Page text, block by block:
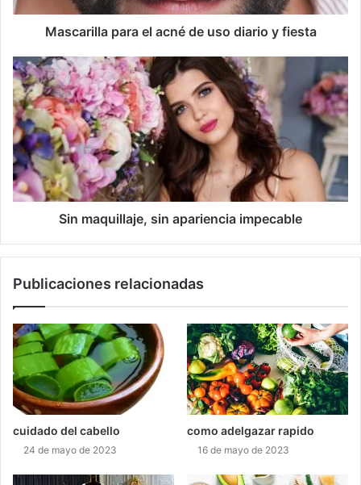
Mascarilla para el acné de uso diario y fiesta
Sin maquillaje, sin apariencia impecable
Publicaciones relacionadas
cuidado del cabello
24 de mayo de 2023
como adelgazar rapido
16 de mayo de 2023